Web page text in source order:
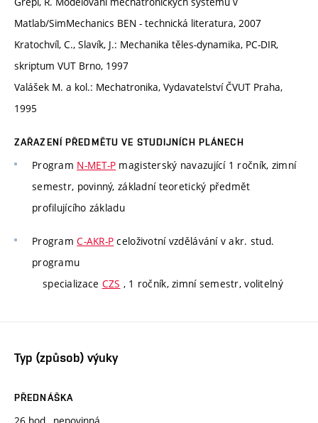
Matlab/SimMechanics BEN - technická literatura, 2007
Kratochvíl, C., Slavík, J.: Mechanika těles-dynamika, PC-DIR,
skriptum VUT Brno, 1997
Valášek M. a kol.: Mechatronika, Vydavatelství ČVUT Praha,
1995
ZAŘAZENÍ PŘEDMĚTU VE STUDIJNÍCH PLÁNECH
Program N-MET-P magisterský navazující 1 ročník, zimní
semestr, povinný, základní teoretický předmět
profilujícího základu
ProgramC-AKR-P celoživotní vzdělávání v akr. stud.
programu
specializace CZS , 1 ročník, zimní semestr, volitelný
Typ (způsob) výuky
PŘEDNÁŠKA